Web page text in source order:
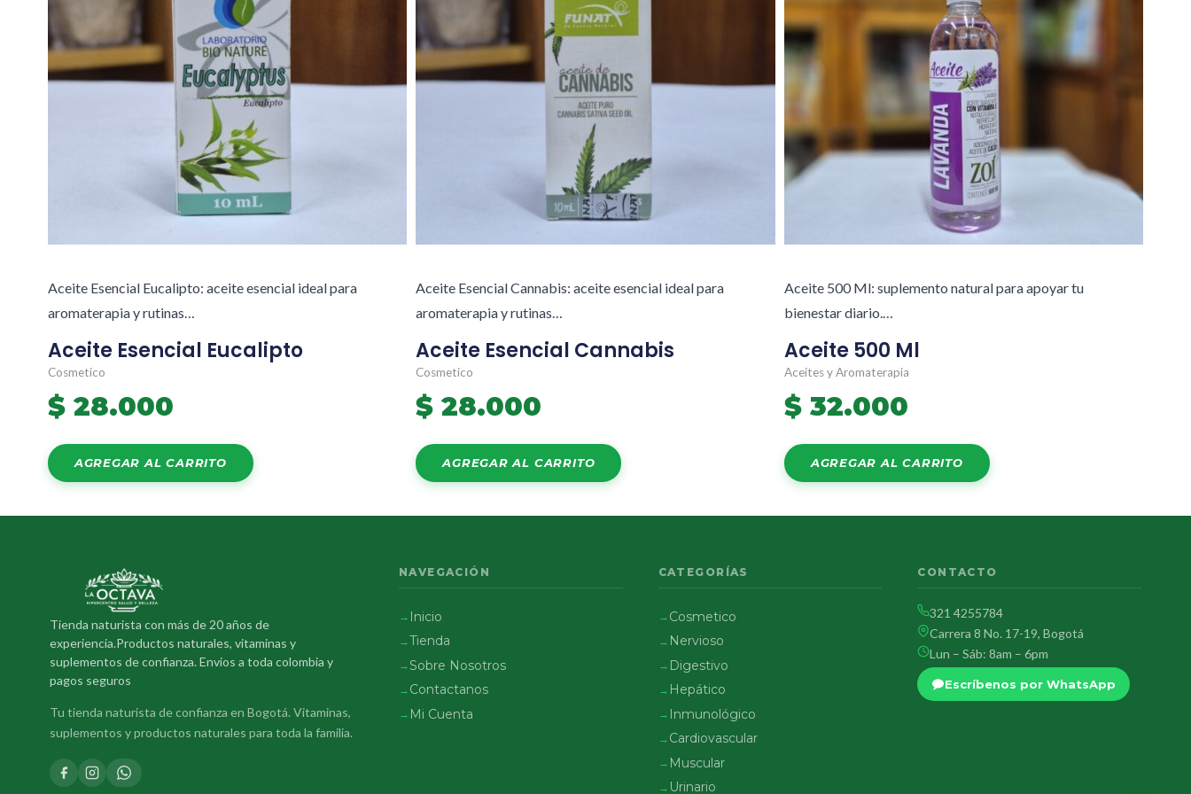
Aceite Esencial Eucalipto: aceite esencial ideal para
aromaterapia y rutinas…
Aceite Esencial Eucalipto
Cosmetico
$28.000
AGREGAR AL CARRITO
Aceite Esencial Cannabis: aceite esencial ideal para
aromaterapia y rutinas…
Aceite Esencial Cannabis
Cosmetico
$ 28.000
AGREGAR AL CARRITO
Aceite 500 Ml: suplemento natural para apoyar tu
bienestar diario.…
Aceite 500 Ml
Aceites y Aromaterapia
$32.000
AGREGAR AL CARRITO
Tienda naturista con más de 20 años de
experiencia.Productos naturales, vitaminas y
suplementos de confianza. Envios a toda colombia y
pagos seguros
Tu tienda naturista de confianza en Bogotá. Vitaminas,
suplementos y productos naturales para toda la familia.
NAVEGACIÓN
Inicio
Tienda
Sobre Nosotros
Contactanos
Mi Cuenta
CATEGORÍAS
Cosmetico
Nervioso
Digestivo
Hepático
Inmunológico
Cardiovascular
Muscular
Urinario
CONTACTO
321 4255784
Carrera 8 No. 17-19, Bogotá
Lun – Sáb: 8am – 6pm
Escríbenos por WhatsApp